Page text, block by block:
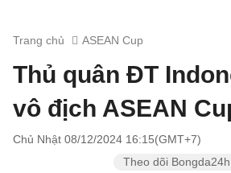
Trang chủ ASEAN Cup
Thủ quân ĐT
vô địch ASEAN
Chủ Nhật 08/12/2024 16:15(GMT+7)
Theo dõi